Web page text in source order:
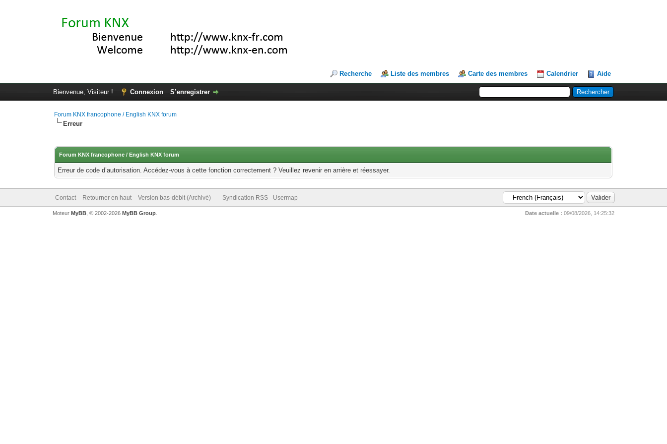
Recherche Liste des membres Carte des membres Calendrier Aide
Bienvenue, Visiteur ! Connexion S’enregistrer
Forum KNX francophone / English KNX forum
Erreur
Forum KNX francophone / English KNX forum
Erreur de code d’autorisation. Accédez-vous à cette fonction correctement ? Veuillez revenir en arrière et réessayer.
Contact Retourner en haut Version bas-débit (Archivé) Syndication RSS Usermap
Date actuelle : 09/08/2026, 14:25:32
Moteur MyBB, © 2002-2026 MyBB Group.